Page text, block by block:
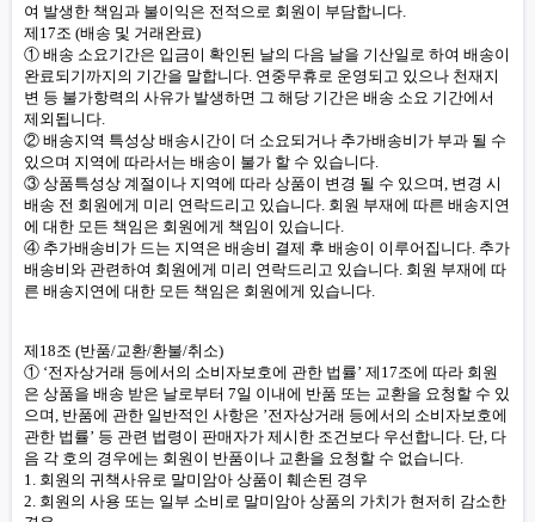
여 발생한 책임과 불이익은 전적으로 회원이 부담합니다.
제17조 (배송 및 거래완료)
① 배송 소요기간은 입금이 확인된 날의 다음 날을 기산일로 하여 배송이
완료되기까지의 기간을 말합니다. 연중무휴로 운영되고 있으나 천재지
변 등 불가항력의 사유가 발생하면 그 해당 기간은 배송 소요 기간에서
제외됩니다.
② 배송지역 특성상 배송시간이 더 소요되거나 추가배송비가 부과 될 수
있으며 지역에 따라서는 배송이 불가 할 수 있습니다.
③ 상품특성상 계절이나 지역에 따라 상품이 변경 될 수 있으며, 변경 시
배송 전 회원에게 미리 연락드리고 있습니다. 회원 부재에 따른 배송지연
에 대한 모든 책임은 회원에게 책임이 있습니다.
④ 추가배송비가 드는 지역은 배송비 결제 후 배송이 이루어집니다. 추가
배송비와 관련하여 회원에게 미리 연락드리고 있습니다. 회원 부재에 따
른 배송지연에 대한 모든 책임은 회원에게 있습니다.
제18조 (반품/교환/환불/취소)
① ‘전자상거래 등에서의 소비자보호에 관한 법률’ 제17조에 따라 회원
은 상품을 배송 받은 날로부터 7일 이내에 반품 또는 교환을 요청할 수 있
으며, 반품에 관한 일반적인 사항은 ’전자상거래 등에서의 소비자보호에
관한 법률’ 등 관련 법령이 판매자가 제시한 조건보다 우선합니다. 단, 다
음 각 호의 경우에는 회원이 반품이나 교환을 요청할 수 없습니다.
1. 회원의 귀책사유로 말미암아 상품이 훼손된 경우
2. 회원의 사용 또는 일부 소비로 말미암아 상품의 가치가 현저히 감소한